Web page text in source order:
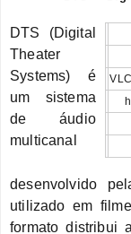
DTS (Digital
Theater
Systems) é
um sistema
de áudio
multicanal
desenvolvido
utilizado em
formato distribui